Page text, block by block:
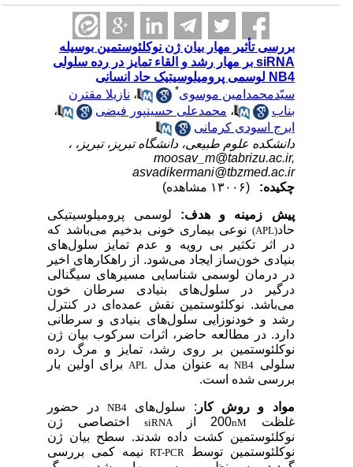
بررسی تأثیر مهار بیان ژن نوکلئوستمین بوسیله
siRNA بر مهار رشد و القاء تمایز در رده سلولی
NB4 لوسمی پرومیلوسیتیک حاد انسانی
سیّدمحمدامین موسوی* ،نازیلا مقترن
بناب
،محمدعلی حسینپور فیضی
،
ایرج اسودی کرمانی
دانشکده علوم طبیعی، دانشگاه تبریز، تبریز، ،
moosav_m@tabrizu.ac.ir,
asvadikermani@tbzmed.ac.ir
چکیده:
پیش زمینه و هدف: لوسمی پرومیلوسیتیکی
حاد(APL) نوعی بیماری خونی بدخیم می‌باشد که
در اثر تکثیر بی رویه و عدم تمایز سلول‌های
بنیادی خون‌ساز ایجاد می‌شود. از راهکارهای اخیر
در درمان لوسمی شناسایی مسیرهای سیگنالی
درگیر در سلول‌های بنیادی سرطان خون
می‌باشد. نوکلئوستمین نقش عمده‌ای در کنترل
رشد و خودنوزایی سلول‌های بنیادی و سرطانی
دارد. در مطالعه حاضر، اثرات سرکوب بیان ژن
نوکلئوستمین بر روی رشد، تمایز و مرگ رده
سلولی NB4به عنوان مدل APLبرای اولین بار
بررسی شده است.
مواد و روش کار: سلول‌هایNB4
در حضور
غلظت
nM
200 از siRNA
اختصاصی ژن
نوکلئوستمین کشت داده شدند. سطح بیان ژن
نوکلئوستمین توسطRT-PCR نیمه کمی بررسی